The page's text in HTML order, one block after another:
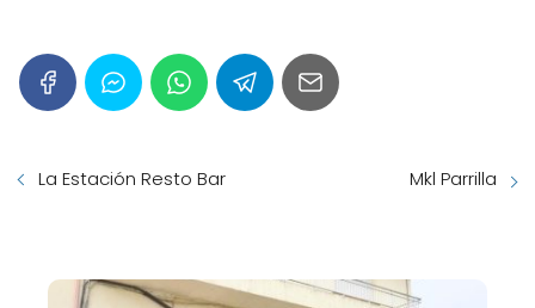
La Estación Resto Bar Mkl Parrilla